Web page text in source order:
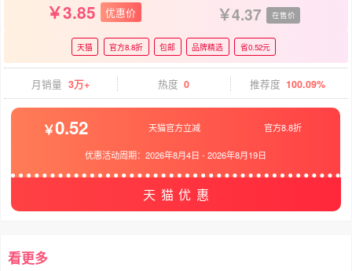
3.85 优惠价 4.37 在售价
天猫 官方8.8折 包邮 品牌精选 省0.52元
月销量 3万+ 热度 0 推荐度 100.09%
0.52 天猫官方立减 官方8.8折
优惠活动周期：2026年8月4日 -2026年8月19日
天猫优惠
看更多